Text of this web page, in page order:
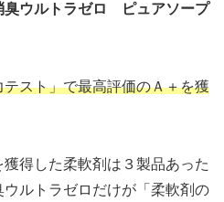
臭ウルトラゼロ ピュアソープ
テスト」で最高評価のＡ＋を獲
獲得した柔軟剤は３製品あった
ルトラゼロだけが「柔軟剤の